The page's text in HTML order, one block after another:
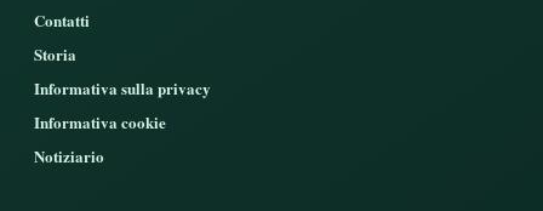
Contatti
Storia
Informativa sulla privacy
Informativa cookie
Notiziario